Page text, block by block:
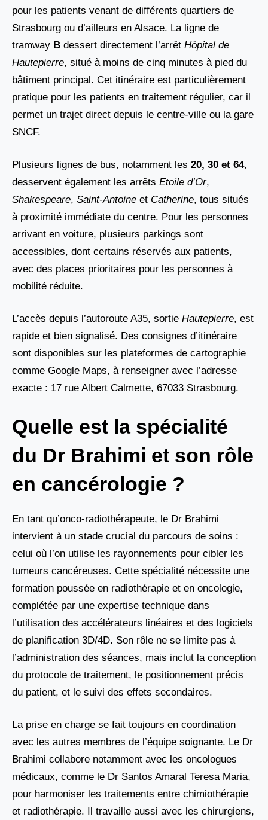
pour les patients venant de différents quartiers de
Strasbourg ou d’ailleurs en Alsace. La ligne de
tramway B dessert directement l’arrêt Hôpital de
Hautepierre, situé à moins de cinq minutes à pied du
bâtiment principal. Cet itinéraire est particulièrement
pratique pour les patients en traitement régulier, car il
permet un trajet direct depuis le centre-ville ou la gare
SNCF.
Plusieurs lignes de bus, notamment les 20, 30 et 64,
desservent également les arrêts Etoile d’Or,
Shakespeare, Saint-Antoine et Catherine, tous situés
à proximité immédiate du centre. Pour les personnes
arrivant en voiture, plusieurs parkings sont
accessibles, dont certains réservés aux patients,
avec des places prioritaires pour les personnes à
mobilité réduite.
L’accès depuis l’autoroute A35, sortie Hautepierre, est
rapide et bien signalisé. Des consignes d’itinéraire
sont disponibles sur les plateformes de cartographie
comme Google Maps, à renseigner avec l’adresse
exacte : 17 rue Albert Calmette, 67033 Strasbourg.
Quelle est la spécialité
du Dr Brahimi et son rôle
en cancérologie ?
En tant qu’onco-radiothérapeute, le Dr Brahimi
intervient à un stade crucial du parcours de soins :
celui où l’on utilise les rayonnements pour cibler les
tumeurs cancéreuses. Cette spécialité nécessite une
formation poussée en radiothérapie et en oncologie,
complétée par une expertise technique dans
l’utilisation des accélérateurs linéaires et des logiciels
de planification 3D/4D. Son rôle ne se limite pas à
l’administration des séances, mais inclut la conception
du protocole de traitement, le positionnement précis
du patient, et le suivi des effets secondaires.
La prise en charge se fait toujours en coordination
avec les autres membres de l’équipe soignante. Le Dr
Brahimi collabore notamment avec les oncologues
médicaux, comme le Dr Santos Amaral Teresa Maria,
pour harmoniser les traitements entre chimiothérapie
et radiothérapie. Il travaille aussi avec les chirurgiens,